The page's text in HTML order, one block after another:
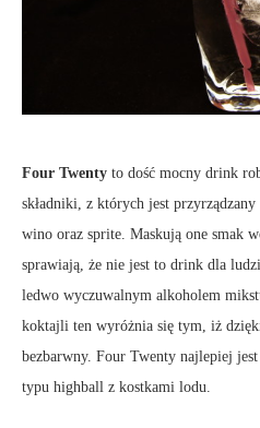
Four Twenty to dość mocny drink
składniki, z których jest
wino oraz sprite. Maskują one smak
sprawiają, że nie jest to drink dla
ledwo wyczuwalnym alkoholem
koktajli ten wyróżnia się tym, iż
bezbarwny. Four Twenty najlepiej
typu highball z kostkami lodu.